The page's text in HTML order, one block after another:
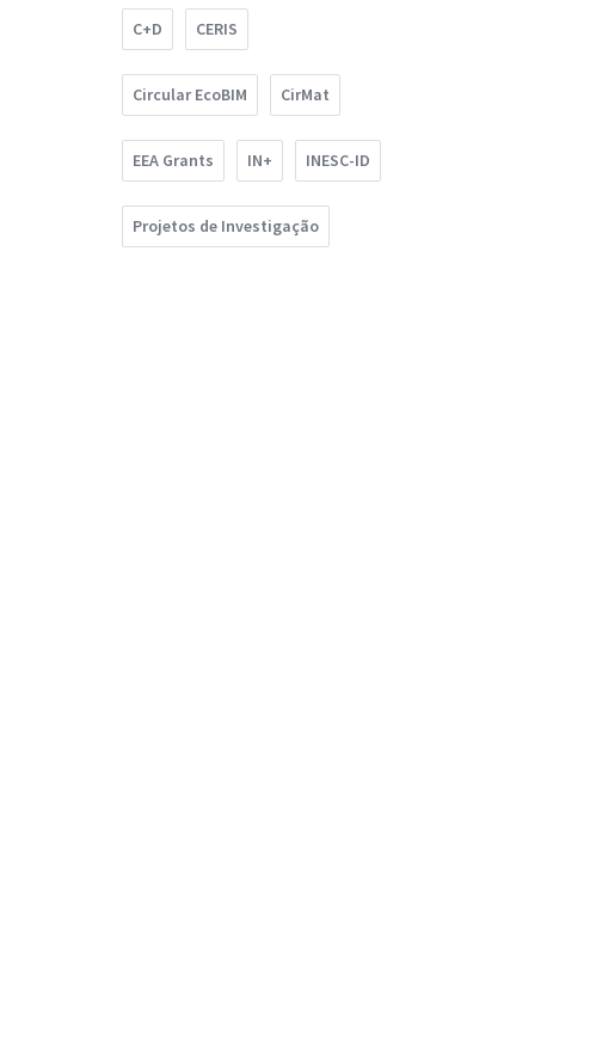
C+D CERIS
Circular EcoBIM CirMat
EEA Grants IN+ INESC-ID
Projetos de Investigação